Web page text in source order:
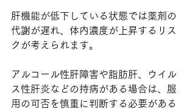
肝機能が低下している状態では薬剤の
代謝が遅れ、体内濃度が上昇するリス
クが考えられます。
アルコール性肝障害や脂肪肝、ウイル
ス性肝炎などの持病がある場合は、服
用の可否を慎重に判断する必要がある